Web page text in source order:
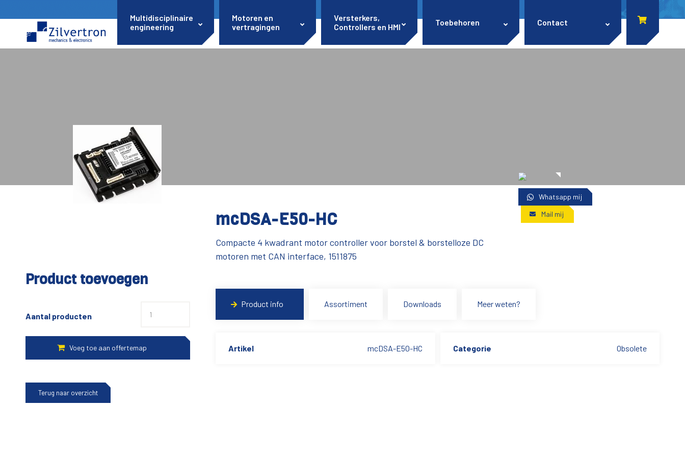
Multidisciplinaire
engineering
Motoren en
vertragingen
Versterkers,
Controllers en HMI
Toebehoren Contact
Whatsapp mij
Mail mij
Product toevoegen
Aantal producten
Terug naar overzicht
mcDSA-E50-HC
Compacte 4 kwadrant motor controller voor borstel & borstelloze DC
motoren met CAN interface, 1511875
Product info Assortiment Downloads Meer weten?
Artikel mcDSA-E50-HC Categorie Obsolete